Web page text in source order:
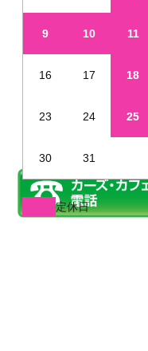
9 10 11
16 17 18
23 24 25
30 31
定休日